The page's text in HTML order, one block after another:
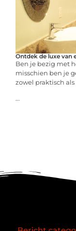
Ontdek de luxe van
Ben je bezig met
misschien ben je
zowel praktisch
...